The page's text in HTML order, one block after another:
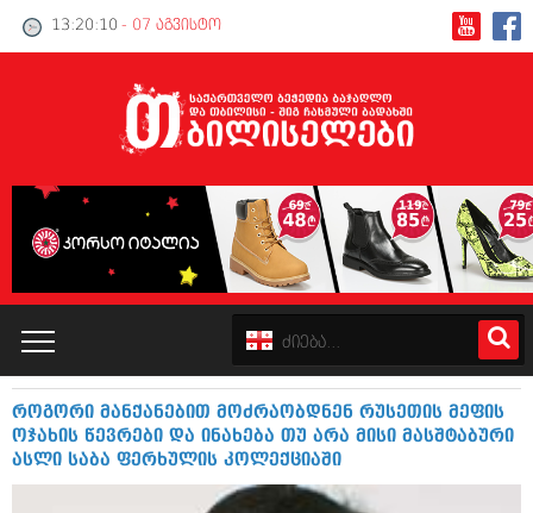
13:20:11 - 07 აგვისტო
კატალოგი
როგორი მანქანებით მოძრაობდნენ რუსეთის მეფის
ოჯახის წევრები და ინახება თუ არა მისი მასშტაბური
ასლი საბა ფერხულის კოლექციაში